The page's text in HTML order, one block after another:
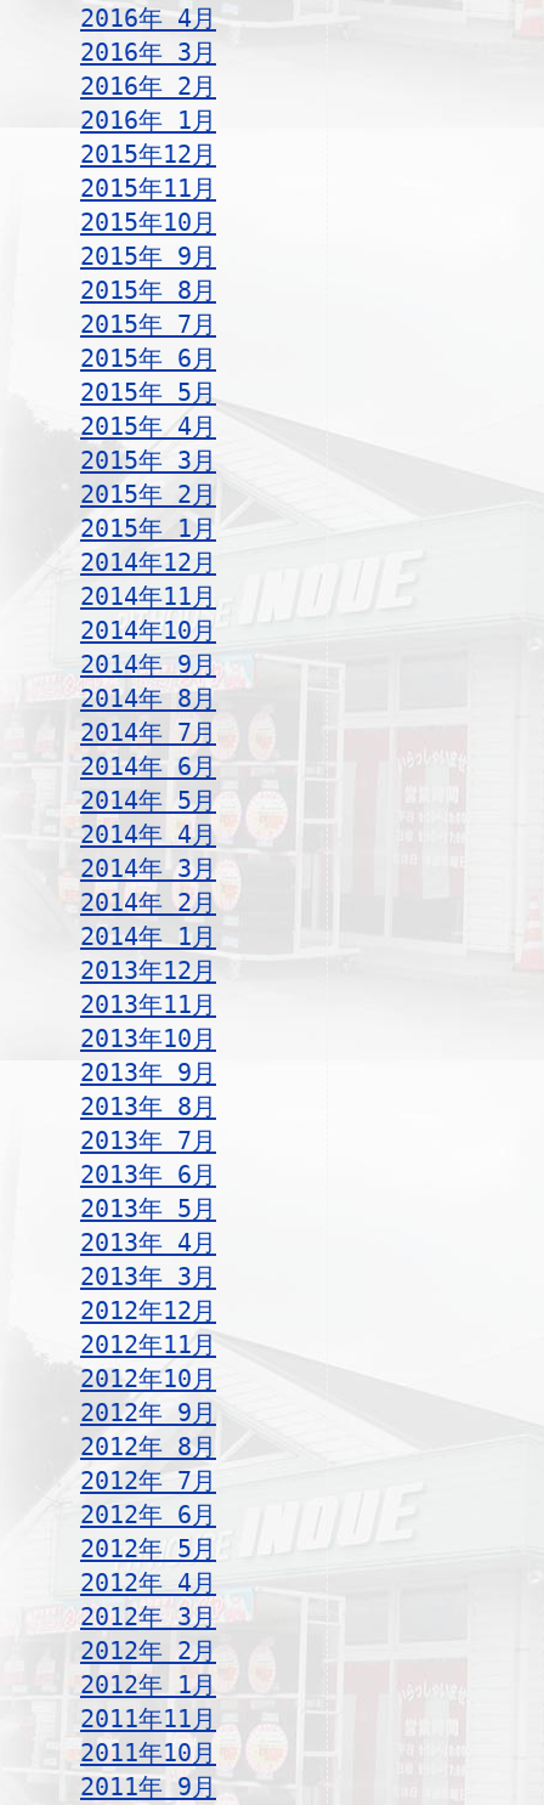
2016年 4月
2016年 3月
2016年 2月
2016年 1月
2015年12月
2015年11月
2015年10月
2015年 9月
2015年 8月
2015年 7月
2015年 6月
2015年 5月
2015年 4月
2015年 3月
2015年 2月
2015年 1月
2014年12月
2014年11月
2014年10月
2014年 9月
2014年 8月
2014年 7月
2014年 6月
2014年 5月
2014年 4月
2014年 3月
2014年 2月
2014年 1月
2013年12月
2013年11月
2013年10月
2013年 9月
2013年 8月
2013年 7月
2013年 6月
2013年 5月
2013年 4月
2013年 3月
2012年12月
2012年11月
2012年10月
2012年 9月
2012年 8月
2012年 7月
2012年 6月
2012年 5月
2012年 4月
2012年 3月
2012年 2月
2012年 1月
2011年11月
2011年10月
2011年 9月